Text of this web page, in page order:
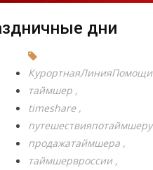
дни
КурортнаяЛинияПомощи
таймшер
timeshare
путешествияпотаймшеру
продажатаймшера
таймшервроссии